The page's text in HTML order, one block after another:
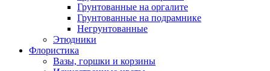
Грунтованные на оргалите
Грунтованные на подрамнике
Негрунтованные
Этюдники
Флористика
Вазы, горшки и корзины